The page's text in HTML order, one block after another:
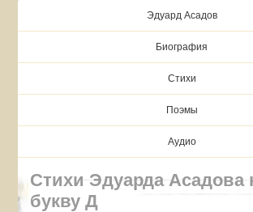
Эдуард Асадов
Биография
Стихи
Поэмы
Аудио
Стихи Эдуарда Асадова
букву Д